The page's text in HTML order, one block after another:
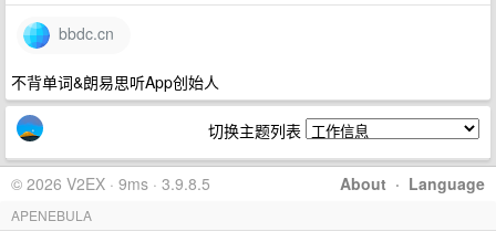
bbdc.cn
不背单词&朗易思听App创始人
切换主题列表
About · Language
© 2026 V2EX · 9ms · 3.9.8.5
APENEBULA